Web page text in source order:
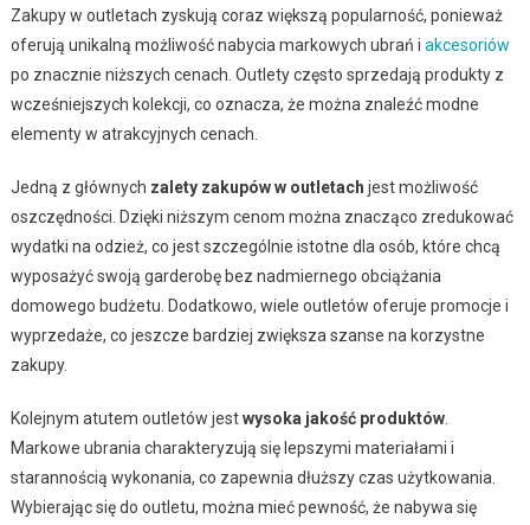
Zakupy w outletach zyskują coraz większą popularność, ponieważ
oferują unikalną możliwość nabycia markowych ubrań i akcesoriów
po znacznie niższych cenach. Outlety często sprzedają produkty z
wcześniejszych kolekcji, co oznacza, że można znaleźć modne
elementy w atrakcyjnych cenach.
Jedną z głównych zalety zakupów w outletach jest możliwość
oszczędności. Dzięki niższym cenom można znacząco zredukować
wydatki na odzież, co jest szczególnie istotne dla osób, które chcą
wyposażyć swoją garderobę bez nadmiernego obciążania
domowego budżetu. Dodatkowo, wiele outletów oferuje promocje i
wyprzedaże, co jeszcze bardziej zwiększa szanse na korzystne
zakupy.
Kolejnym atutem outletów jestwysoka jakość produktów.
Markowe ubrania charakteryzują się lepszymi materiałami i
starannością wykonania, co zapewnia dłuższy czas użytkowania.
Wybierając się do outletu, można mieć pewność, że nabywa się